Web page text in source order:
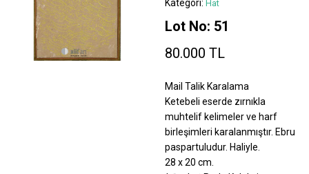
Kategori: Hat
Lot No: 51
80.000 TL
Mail Talik Karalama
Ketebeli eserde zırnıkla
muhtelif kelimeler ve harf
birleşimleri karalanmıştır. Ebru
paspartuludur. Haliyle.
28 x 20 cm.